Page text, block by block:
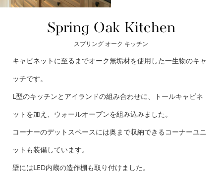
Spring Oak Kitchen
スプリング オーク キッチン
キャビネットに至るまでオーク無垢材を使用した一生物のキャ
ッチです。
L型のキッチンとアイランドの組み合わせに、トールキャビネ
ットを加え、ウォールオーブンを組み込みました。
コーナーのデットスペースには奥まで収納できるコーナーユニ
ットも装備しています。
壁にはLED内蔵の造作棚も取り付けました。